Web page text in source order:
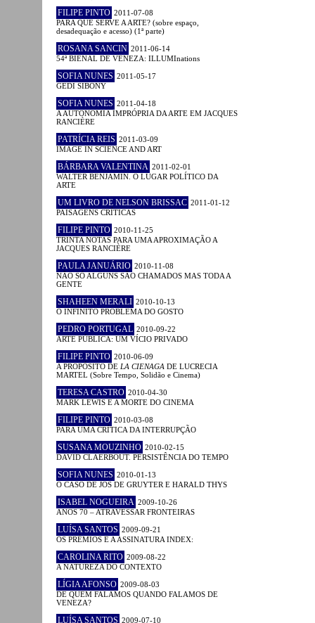
FILIPE PINTO 2011-07-08
PARA QUE SERVE A ARTE? (sobre espaço,
desadequação e acesso) (1ª parte)
ROSANA SANCIN 2011-06-14
54ª BIENAL DE VENEZA: ILLUMInations
SOFIA NUNES 2011-05-17
GEDI SIBONY
SOFIA NUNES 2011-04-18
A AUTONOMIA IMPRÓPRIA DA ARTE EM JACQUES
RANCIÈRE
PATRÍCIA REIS 2011-03-09
IMAGE IN SCIENCE AND ART
BÁRBARA VALENTINA 2011-02-01
WALTER BENJAMIN. O LUGAR POLÍTICO DA
ARTE
UM LIVRO DE NELSON BRISSAC 2011-01-12
PAISAGENS CRÍTICAS
FILIPE PINTO 2010-11-25
TRINTA NOTAS PARA UMA APROXIMAÇÃO A
JACQUES RANCIÈRE
PAULA JANUÁRIO 2010-11-08
NÃO SÓ ALGUNS SÃO CHAMADOS MAS TODA A
GENTE
SHAHEEN MERALI 2010-10-13
O INFINITO PROBLEMA DO GOSTO
PEDRO PORTUGAL 2010-09-22
ARTE PÚBLICA: UM VÍCIO PRIVADO
FILIPE PINTO 2010-06-09
A PROPÓSITO DE LA CIENAGA DE LUCRECIA
MARTEL (Sobre Tempo, Solidão e Cinema)
TERESA CASTRO 2010-04-30
MARK LEWIS E A MORTE DO CINEMA
FILIPE PINTO 2010-03-08
PARA UMA CRÍTICA DA INTERRUPÇÃO
SUSANA MOUZINHO 2010-02-15
DAVID CLAERBOUT. PERSISTÊNCIA DO TEMPO
SOFIA NUNES 2010-01-13
O CASO DE JOS DE GRUYTER E HARALD THYS
ISABEL NOGUEIRA 2009-10-26
ANOS 70 – ATRAVESSAR FRONTEIRAS
LUÍSA SANTOS 2009-09-21
OS PRÉMIOS E A ASSINATURA INDEX:
CAROLINA RITO 2009-08-22
A NATUREZA DO CONTEXTO
LÍGIA AFONSO 2009-08-03
DE QUEM FALAMOS QUANDO FALAMOS DE
VENEZA?
LUÍSA SANTOS 2009-07-10